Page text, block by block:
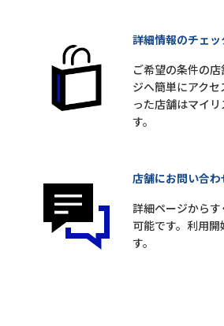
詳細情報のチェッ
ご希望の条件の
ジへ簡単にアク
った店舗はマイ
す。
店舗にお問い合わ
詳細ページから
可能です。利用
す。